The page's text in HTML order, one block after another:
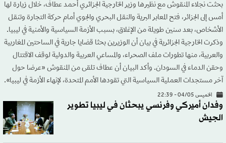
بحثت نجلاء المنقوش مع نظيرها وزير الخارجية الجزائري أحمد عطاف، خلال زيارة لها
أمس إلى الجزائر، فتح المعابر البرية والنقل البحري والجوي أمام حركة التجارة وتنقل
الأشخاص، بعد سنين طويلة من الإغلاق، بسبب الأزمة السياسية والأمنية في ليبيا.
وذكرت الخارجية الجزائرية في بيان أن الوزيرين بحثا قضايا جارية في الساحتين المغاربية
والعربية، منها تطورات ملف الصحراء، والمساعي العربية والدولية لوقف الاقتتال
وحقن الدماء في السودان. وأكد البيان أن عطاف تلقى من المنقوش «عرضا حول
آخر مستجدات العملية السياسية التي تقودها الأمم المتحدة، لإنهاء الأزمة في ليبيا».
الخميس 04/05 - 22:39
وفدان أميركي وفرنسي يبحثان في ليبيا تطوير
الجيش